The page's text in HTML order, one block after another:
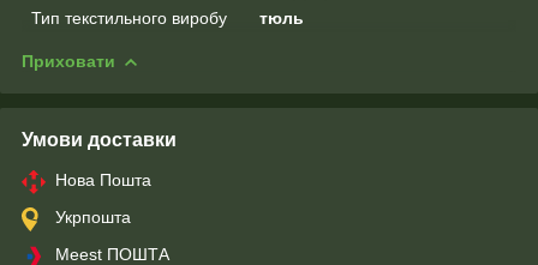
Тип текстильного виробу
тюль
Приховати
Умови доставки
Нова Пошта
Укрпошта
Meest ПОШТА